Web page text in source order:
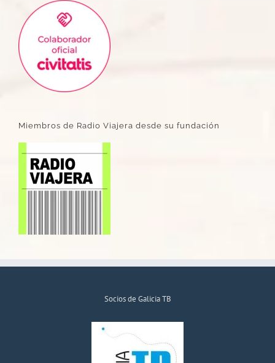
Miembros de Radio Viajera desde su fundación
Socios de Galicia TB